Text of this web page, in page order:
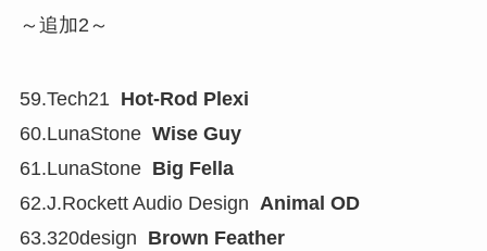
～追加2～
59.Tech21 Hot-Rod Plexi
60.LunaStone Wise Guy
61.LunaStone Big Fella
62.J.Rockett Audio Design Animal OD
63.320design Brown Feather